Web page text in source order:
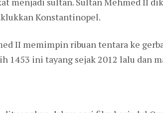
Konstantinopel.
II memimpin ribuan tentara ke
1453 ini tayang sejak 2012 lalu dan